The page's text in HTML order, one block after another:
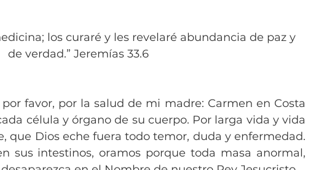
los curaré y les revelaré abundancia de paz y
de verdad.” Jeremías 33.6
favor, por la salud de mi madre: Carmen en Costa
célula y órgano de su cuerpo. Por larga vida y vida
que Dios eche fuera todo temor, duda y enfermedad.
sus intestinos, oramos porque toda masa anormal,